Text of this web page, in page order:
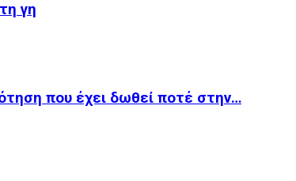
γη
που έχει δωθεί ποτέ στην…